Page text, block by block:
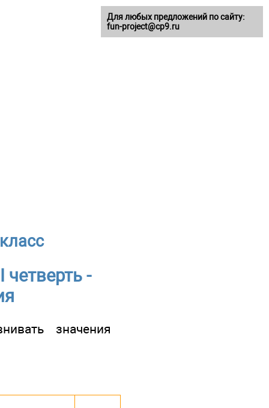
-
значения
Для любых предложений по сайту:
fun-project@cp9.ru